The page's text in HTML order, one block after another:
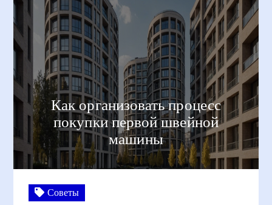
Как организовать процесс
покупки первой швейной
машины
Советы